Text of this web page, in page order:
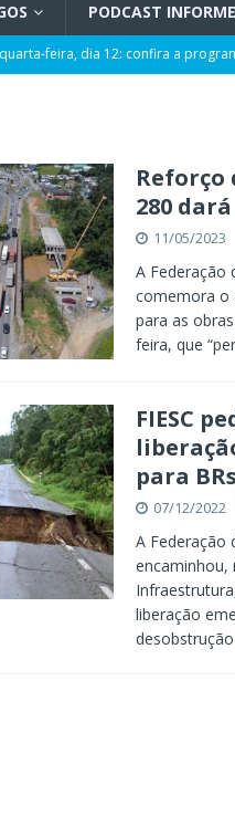
PODCAST INFORME
feira, dia 12: confira a
Computação a partir de 2027
será do partido NOVO
após denúncias de assédio e
os aliados POLÍTICA
Reforço
280
11/05/2023
A Federação
comemora o
para as
feira, que
FIESC
para
07/12/2022
A Federação
encaminhou,
liberação